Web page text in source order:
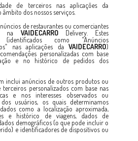
de terceiros nas aplicações da
âmbito dos nossos serviços.
de restaurantes ou comerciantes
na VAIDECARRO Delivery. Estes
(identificados como "Anúncios
nas aplicações da VAIDECARRO)
personalizadas com base
e no histórico de pedidos dos
inclui anúncios de outros produtos ou
terceiros personalizados com base nas
e nos interesses observados ou
dos usuários, os quais determinamos
como a localização aproximada,
e histórico de viagens, dados de
demográficos (o que pode incluir o
e identificadores de dispositivos ou